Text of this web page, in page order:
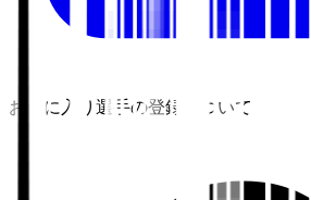
お気に入り選手の登録について